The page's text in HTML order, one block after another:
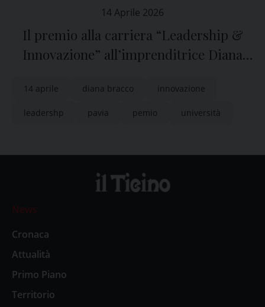
14 Aprile 2026
Il premio alla carriera “Leadership &
Innovazione” all’imprenditrice Diana
14 aprile diana bracco innovazione
leadershp pavia pemio università
News
Cronaca
Attualità
Primo Piano
Territorio